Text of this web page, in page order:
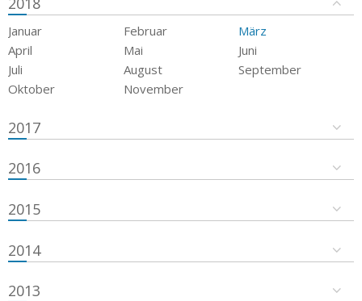
Januar Februar
März
April
Mai
Juni
Juli
August
September
Oktober
November
2017
2016
2015
2014
2013